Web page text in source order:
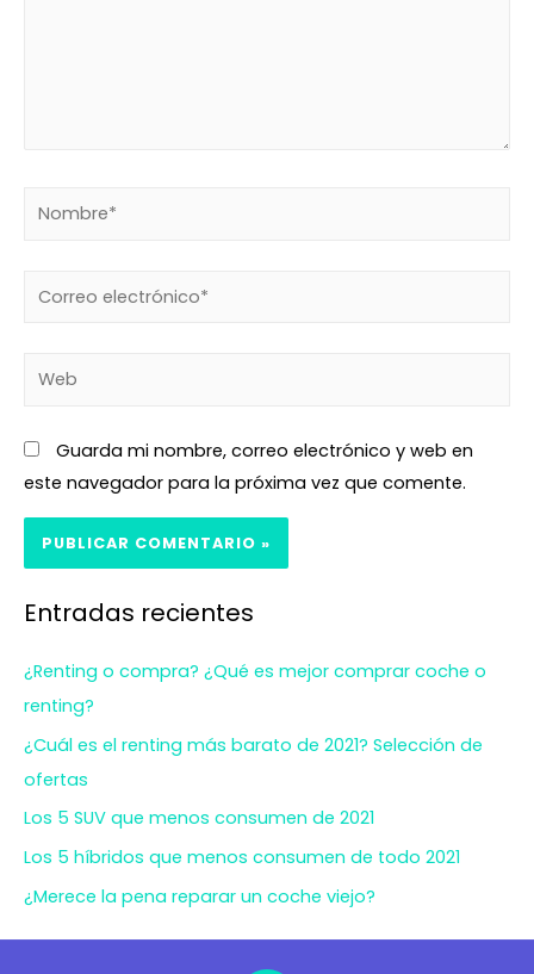
Guarda mi nombre, correo electrónico y web en
este navegador para la próxima vez que comente.
Entradas recientes
¿Renting o compra? ¿Qué es mejor comprar coche o
renting?
¿Cuál es el renting más barato de 2021? Selección de
ofertas
Los 5 SUV que menos consumen de 2021
Los 5 híbridos que menos consumen de todo 2021
¿Merece la pena reparar un coche viejo?